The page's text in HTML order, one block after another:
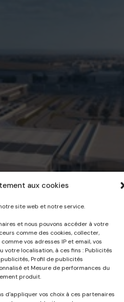
aux cookies
site web et notre service.
et nous pouvons accéder à votre
comme des cookies, collecter,
vos adresses IP et email, vos
localisation, à ces fins : Publicités
Profil de publicités
et Mesure de performances du
produit.
d'appliquer vos choix à ces partenaires